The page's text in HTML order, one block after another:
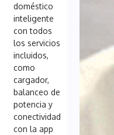
doméstico
inteligente
con todos
los servicios
incluidos,
como
cargador,
balanceo de
potencia y
conectividad
con la app